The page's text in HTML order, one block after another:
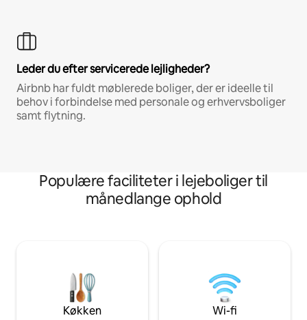
Leder du efter servicerede lejligheder?
Airbnb har fuldt møblerede boliger, der er ideelle til
behov i forbindelse med personale og erhvervsboliger
samt flytning.
Populære faciliteter i lejeboliger til
månedlange ophold
Køkken Wi-fi